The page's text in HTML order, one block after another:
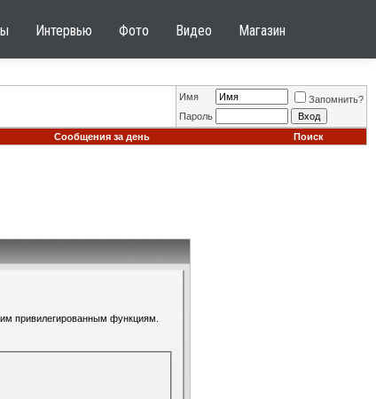
Интервью Фото Видео Магазин
Имя
Запомнить?
Пароль
Сообщения за день Поиск
привилегированным функциям.